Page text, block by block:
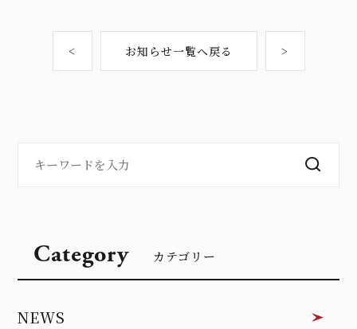
< お知らせ一覧へ戻る >
Category カテゴリー
NEWS